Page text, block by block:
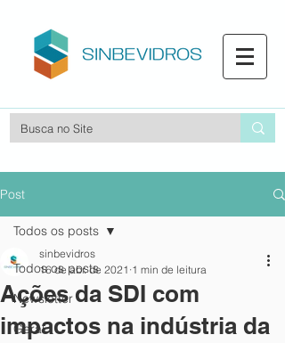
Post
Todos os posts
Newsletter
Geral
Todos os posts
Ações da SDI com
impactos na indústria da
sinbevidros
16 de abr. de 2021 1 min de leitura